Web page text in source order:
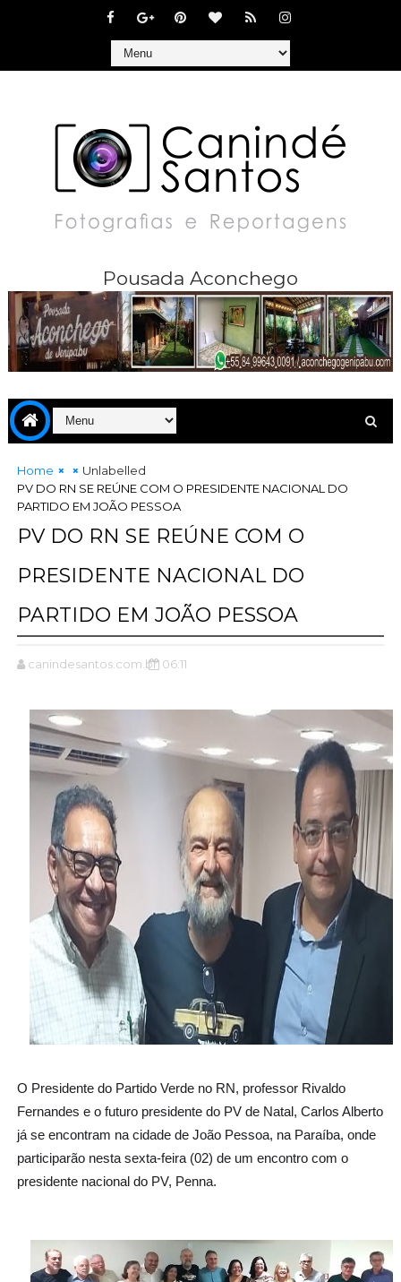
Pousada Aconchego
Home
Unlabelled
PV DO RN SE REÚNE COM O PRESIDENTE NACIONAL DO
PARTIDO EM JOÃO PESSOA
PV DO RN SE REÚNE COM O
PRESIDENTE NACIONAL DO
PARTIDO EM JOÃO PESSOA
canindesantos.com.br 06:11
O Presidente do Partido Verde no RN, professor Rivaldo
Fernandes e o futuro presidente do PV de Natal, Carlos Alberto
já se encontram na cidade de João Pessoa, na Paraíba, onde
participarão nesta sexta-feira (02) de um encontro com o
presidente nacional do PV, Penna.